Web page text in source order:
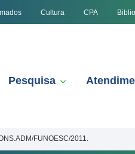
Cultura CPA
Pesquisa
FUNOESC/2011.